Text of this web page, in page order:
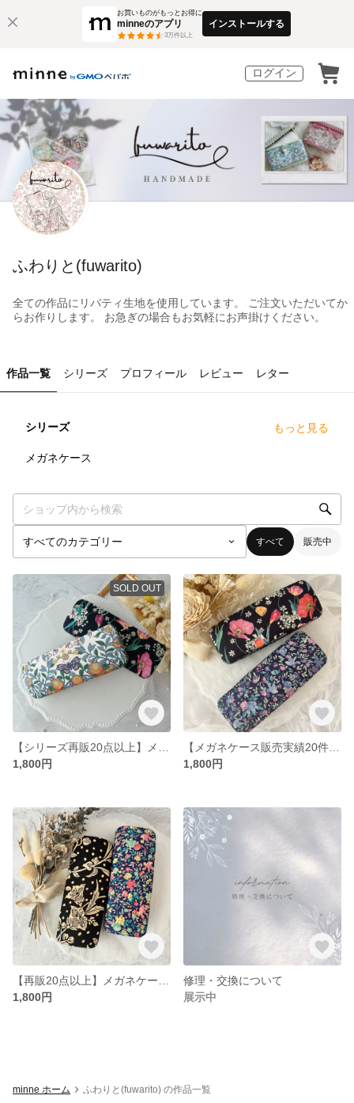
お買いものがもっとお得に
minneのアプリ
3万件以上
インストールする
ログイン
ふわりと(fuwarito)
全ての作品にリバティ生地を使用しています。 ご注文いただいてか
らお作りします。 お急ぎの場合もお気軽にお声掛けください。
作品一覧 シリーズ プロフィール レビュー レター
シリーズ もっと見る
メガネケース
すべて 販売中
SOLD OUT
1,800円
1,800円
1,800円
修理・交換について
展示中
minne ホーム ふわりと(fuwarito) の作品一覧